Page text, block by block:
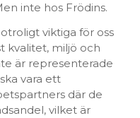
inte hos Frödins.
viktiga för oss
kvalitet, miljö och
är representerade
vara ett
där de
vilket är